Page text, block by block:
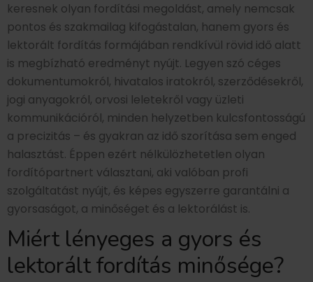
keresnek olyan fordítási megoldást, amely nemcsak
pontos és szakmailag kifogástalan, hanem gyors és
lektorált fordítás formájában rendkívül rövid idő alatt
is megbízható eredményt nyújt. Legyen szó céges
dokumentumokról, hivatalos iratokról, szerződésekről,
jogi anyagokról, orvosi leletekről vagy üzleti
kommunikációról, minden helyzetben kulcsfontosságú
a precizitás – és gyakran az idő szorítása sem enged
halasztást. Éppen ezért nélkülözhetetlen olyan
fordítópartnert választani, aki valóban profi
szolgáltatást nyújt, és képes egyszerre garantálni a
gyorsaságot, a minőséget és a lektorálást is.
Miért lényeges a gyors és
lektorált fordítás minősége?